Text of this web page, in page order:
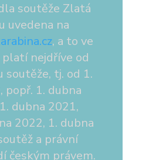
soutěže Zlatá
uvedena na
, a to ve
nejdříve od
soutěže, tj. od 1.
popř. 1. dubna
dubna 2021,
2022, 1. dubna
a právní
českým právem.